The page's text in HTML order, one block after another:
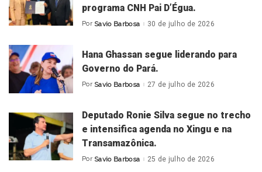
programa CNH Pai D’Égua.
Posted
Por Savio Barbosa 30 de julho de 2026
Hana Ghassan segue liderando para
Governo do Pará.
Posted
Por Savio Barbosa 27 de julho de 2026
Deputado Ronie Silva segue no trecho
e intensifica agenda no Xingu e na
Transamazônica.
Posted
Por Savio Barbosa 25 de julho de 2026